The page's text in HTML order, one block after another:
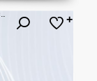
Abstract geometric portrait of a woman's face created with shapes and patterns, colorful, surreal, face